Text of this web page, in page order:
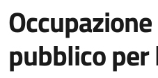
pubblico